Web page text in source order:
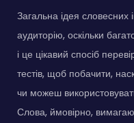
Загальна ідея словесних
аудиторію, оскільки
і це цікавий спосіб
тестів, щоб побачити,
чи можеш
Слова, ймовірно,